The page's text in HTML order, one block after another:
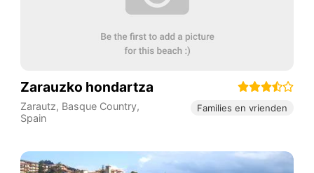
Zarauzko hondartza
Zarautz, Basque Country,
Spain
Families en vrienden